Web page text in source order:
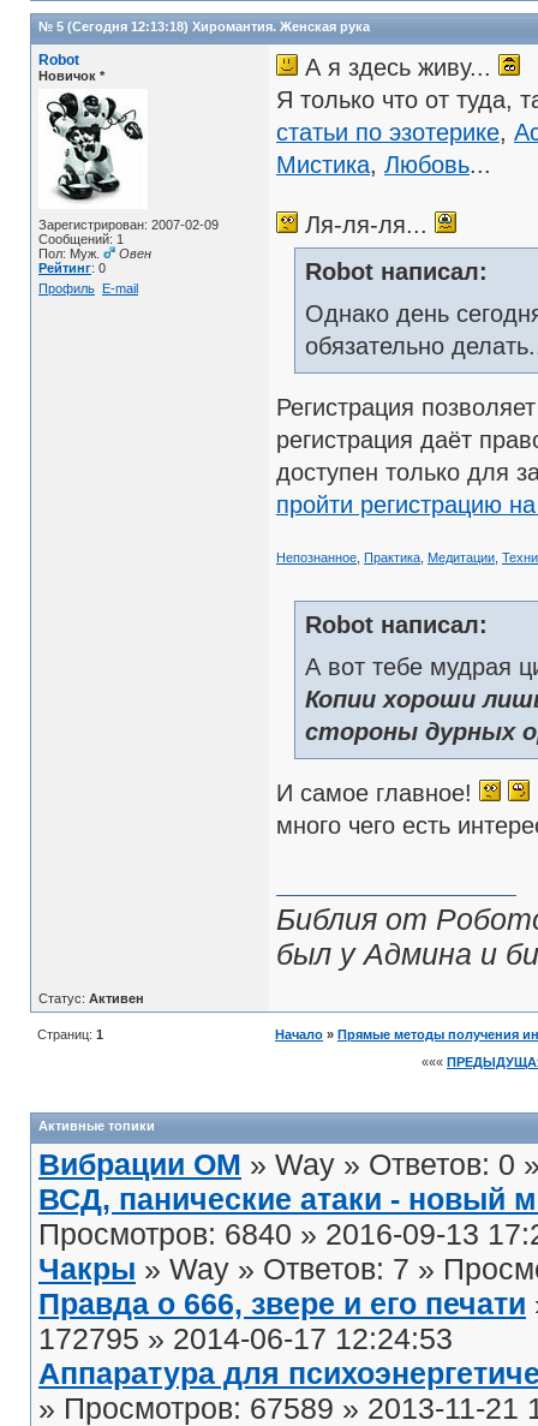
№ 5 (Сегодня 12:13:18) Хиромантия. Женская рука
Robot
Новичок *
Зарегистрирован: 2007-02-09
Сообщений: 1
Пол: Муж.
Овен
Рейтинг: 0
Профиль E-mail
А я здесь живу...
Я только что от туда,
статьи по эзотерике,
Мистика, Любовь...
Ля-ля-ля...
Robot написал:
Однако день
обязательно
Регистрация
регистрация даёт
доступен только для
пройти регистрацию
Непознанное Практика Медитации
Robot написал:
А вот тебе мудрая
Копии хороши
стороны дурных
И самое главное!
много чего есть
Библия от
был у Админа и
Статус: Активен
Страниц: 1 Начало » Прямые методы получения
«««
Активные топики
Вибрации ОМ » Way » Ответов: 0
ВСД, панические атаки - новый
Просмотров: 6840 » 2016-09-13
Чакры » Way » Ответов: 7 »
Правда о 666, звере и его печати
172795 » 2014-06-17 12:24:53
Аппаратура для
» Просмотров: 67589 » 2013-11-21